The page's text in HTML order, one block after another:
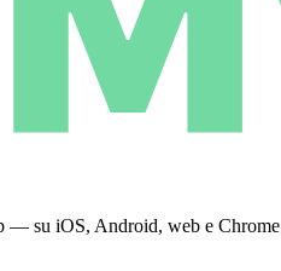
— su iOS, Android, web e